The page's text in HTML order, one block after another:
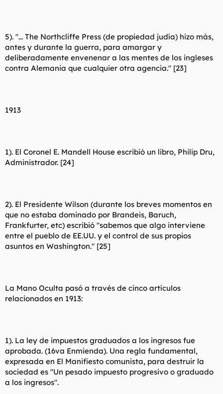
5). "... The Northcliffe Press (de propiedad judía) hizo más,
antes y durante la guerra, para amargar y
deliberadamente envenenar a las mentes de los ingleses
contra Alemania que cualquier otra agencia." [23]
1913
1). El Coronel E. Mandell House escribió un libro, Philip Dru,
Administrador. [24]
2). El Presidente Wilson (durante los breves momentos en
que no estaba dominado por Brandeis, Baruch,
Frankfurter, etc) escribió "sabemos que algo interviene
entre el pueblo de EE.UU. y el control de sus propios
asuntos en Washington." [25]
La Mano Oculta pasó a través de cinco artículos
relacionados en 1913:
1). La ley de impuestos graduados a los ingresos fue
aprobada. (16va Enmienda). Una regla fundamental,
expresada en El Manifiesto comunista, para destruir la
sociedad es "Un pesado impuesto progresivo o graduado
a los ingresos".